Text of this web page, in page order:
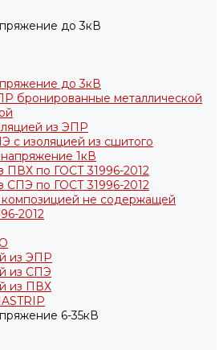
до 3кВ
до 3кВ
бронированные металлической
из ЭПР
с изоляцией из сшитого
1кВ
ПВХ по ГОСТ 31996-2012
СПЭ по ГОСТ 31996-2012
не содержащей
2012
из ЭПР
из СПЭ
из ПВХ
6-35кВ